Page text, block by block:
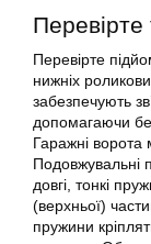
Перевірте
Перевірте
нижніх
забезпечують
допомагаючи
Гаражні ворота
Подовжувальні
довгі, тонкі
(верхньої)
пружини